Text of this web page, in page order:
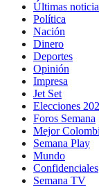
Últimas
Política
Nación
Dinero
Deportes
Opinión
Impresa
Jet Set
Elecciones
Foros Semana
Mejor
Semana Play
Mundo
Confidenciales
Semana TV